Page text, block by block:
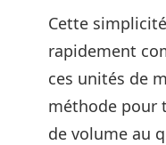
Cette
rapidement
ces unités de
méthode pour
de volume au